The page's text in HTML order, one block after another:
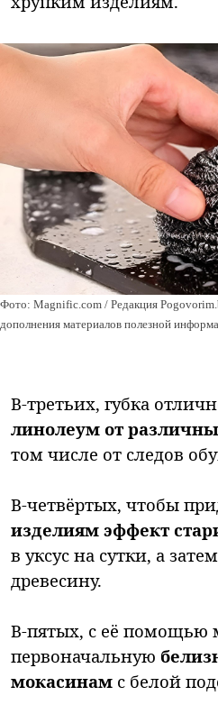
Фото: Magnific.com / Редакция
дополнения материалов полезной
В-третьих, губка
линолеум от
том числе от следов
В-четвёртых, чтобы
изделиям эффект
в уксус на сутки, а
древесину.
В-пятых, с её помощью
первоначальную
мокасинам с белой